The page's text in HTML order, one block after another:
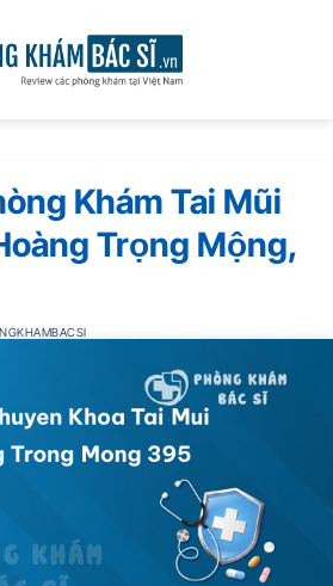
Khám Tai Mũi
Trọng Mộng,